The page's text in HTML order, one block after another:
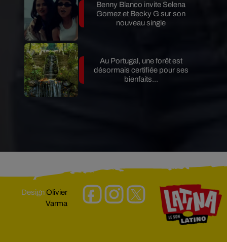
Benny Blanco invite Selena
Gomez et Becky G sur son
nouveau single
Au Portugal, une forêt est
désormais certifiée pour ses
bienfaits...
DesignOlivier
Varma